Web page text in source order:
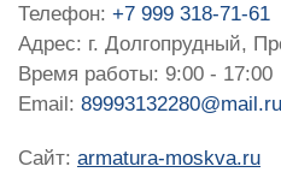
Телефон: +7 999 318-71-61
Адрес: г. Долгопрудный,
Время работы: 9:00 - 17:00
Email: 89993132280@mail.ru
Сайт: armatura-moskva.ru